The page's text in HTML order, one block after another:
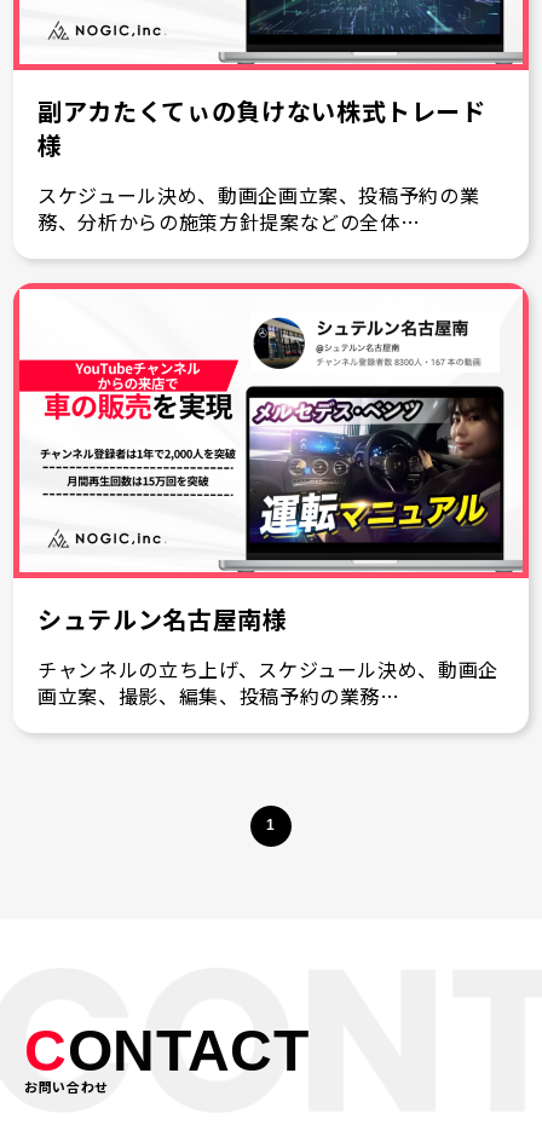
副アカたくてぃの負けない株式トレード
様
スケジュール決め、動画企画立案、投稿予約の業
務、分析からの施策方針提案などの全体…
シュテルン名古屋南様
チャンネルの立ち上げ、スケジュール決め、動画企
画立案、撮影、編集、投稿予約の業務…
1
CONTACT
お問い合わせ